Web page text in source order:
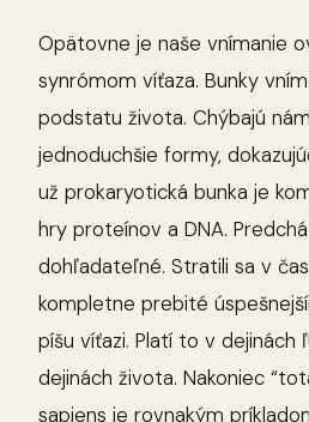
Opätovne je naše vnímanie
synrómom víťaza. Bunky
podstatu života. Chýbajú
jednoduchšie formy,
už prokaryotická bunka je
hry proteínov a DNA.
dohľadateľné. Stratili sa v
kompletne prebité
píšu víťazi. Platí to v dejinách
dejinách života. Nakoniec
sapiens je rovnakým